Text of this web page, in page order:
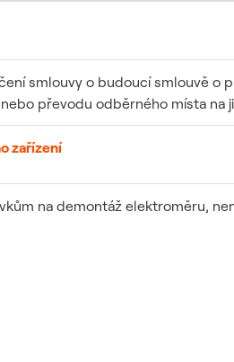
smlouvy o budoucí smlouvě o
převodu odběrného místa na
zařízení
na demontáž elektroměru,